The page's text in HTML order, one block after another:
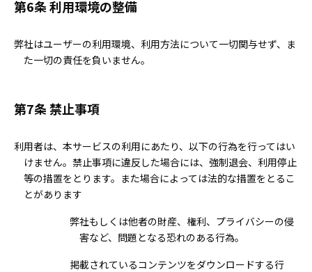
第6条 利用環境の整備
弊社はユーザーの利用環境、利用方法について一切関与せず、ま
た一切の責任を負いません。
第7条 禁止事項
利用者は、本サービスの利用にあたり、以下の行為を行ってはい
けません。禁止事項に違反した場合には、強制退会、利用停止
等の措置をとります。また場合によっては法的な措置をとるこ
とがあります
弊社もしくは他者の財産、権利、プライバシーの侵
害など、問題となる恐れのある行為。
掲載されているコンテンツをダウンロードする行